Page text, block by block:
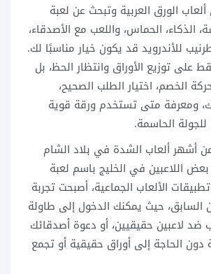
الورق العربية وتبحث عن لعبة
الذكاء، الحماس، واللعب مع الأصدقاء،
للأندرويد قد يكون خيار مناسبًا لك.
على توزيع الأوراق وانتظار الحظ، بل
الخصم، اختيار الطلب الصحيح،
ومعرفة متى تستخدم ورقة قوية
الحاسمة.
أشهر ألعاب الشدة في بلاد الشام
بعض اللاعبين في الخليج باسم لعبة
الألعاب الجماعية، أصبحت تجربة
حيث يمكنك الدخول إلى طاولة
ضد لاعبين حقيقيين، أو دعوة أصدقائك
الحاجة إلى أوراق حقيقية أو تجمع